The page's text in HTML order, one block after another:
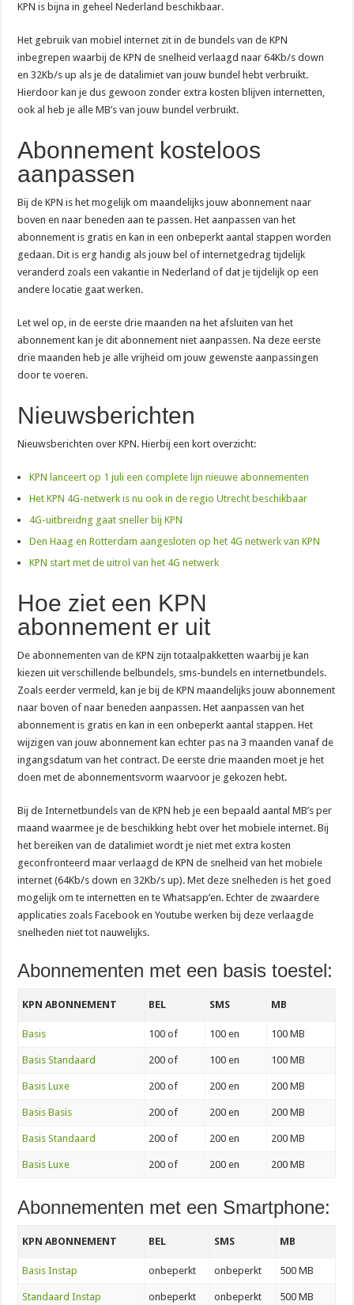
KPN is bijna in geheel Nederland beschikbaar.
Het gebruik van mobiel internet zit in de bundels van de KPN
inbegrepen waarbij de KPN de snelheid verlaagd naar 64Kb/s down
en 32Kb/s up als je de datalimiet van jouw bundel hebt verbruikt.
Hierdoor kan je dus gewoon zonder extra kosten blijven internetten,
ook al heb je alle MB’s van jouw bundel verbruikt.
Abonnement kosteloos
aanpassen
Bij de KPN is het mogelijk om maandelijks jouw abonnement naar
boven en naar beneden aan te passen. Het aanpassen van het
abonnement is gratis en kan in een onbeperkt aantal stappen worden
gedaan. Dit is erg handig als jouw bel of internetgedrag tijdelijk
veranderd zoals een vakantie in Nederland of dat je tijdelijk op een
andere locatie gaat werken.
Let wel op, in de eerste drie maanden na het afsluiten van het
abonnement kan je dit abonnement niet aanpassen. Na deze eerste
drie maanden heb je alle vrijheid om jouw gewenste aanpassingen
door te voeren.
Nieuwsberichten
Nieuwsberichten over KPN. Hierbij een kort overzicht:
KPN lanceert op 1 juli een complete lijn nieuwe abonnementen
Het KPN 4G-netwerk is nu ook in de regio Utrecht beschikbaar
4G-uitbreidng gaat sneller bij KPN
Den Haag en Rotterdam aangesloten op het 4G netwerk van KPN
KPN start met de uitrol van het 4G netwerk
Hoe ziet een KPN
abonnement er uit
De abonnementen van de KPN zijn totaalpakketten waarbij je kan
kiezen uit verschillende belbundels, sms-bundels en internetbundels.
Zoals eerder vermeld, kan je bij de KPN maandelijks jouw abonnement
naar boven of naar beneden aanpassen. Het aanpassen van het
abonnement is gratis en kan in een onbeperkt aantal stappen. Het
wijzigen van jouw abonnement kan echter pas na 3 maanden vanaf de
ingangsdatum van het contract. De eerste drie maanden moet je het
doen met de abonnementsvorm waarvoor je gekozen hebt.
Bij de Internetbundels van de KPN heb je een bepaald aantal MB’s per
maand waarmee je de beschikking hebt over het mobiele internet. Bij
het bereiken van de datalimiet wordt je niet met extra kosten
geconfronteerd maar verlaagd de KPN de snelheid van het mobiele
internet (64Kb/s down en 32Kb/s up). Met deze snelheden is het goed
mogelijk om te internetten en te Whatsapp’en. Echter de zwaardere
applicaties zoals Facebook en Youtube werken bij deze verlaagde
snelheden niet tot nauwelijks.
Abonnementen met een basis toestel:
KPN ABONNEMENT BEL SMS MB
Basis 100 of 100 en 100 MB
Basis Standaard 200 of 100 en 100 MB
Basis Luxe 200 of 200 en 200 MB
Basis Basis 200 of 200 en 200 MB
Basis Standaard 200 of 200 en 200 MB
Basis Luxe 200 of 200 en 200 MB
Abonnementen met een Smartphone:
KPN ABONNEMENT BEL SMS MB
Basis Instap onbeperkt onbeperkt 500 MB
Standaard Instap onbeperkt onbeperkt 500 MB